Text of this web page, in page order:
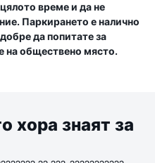
време и да не
Паркирането е налично
да попитате за
на обществено място.
хора знаят за